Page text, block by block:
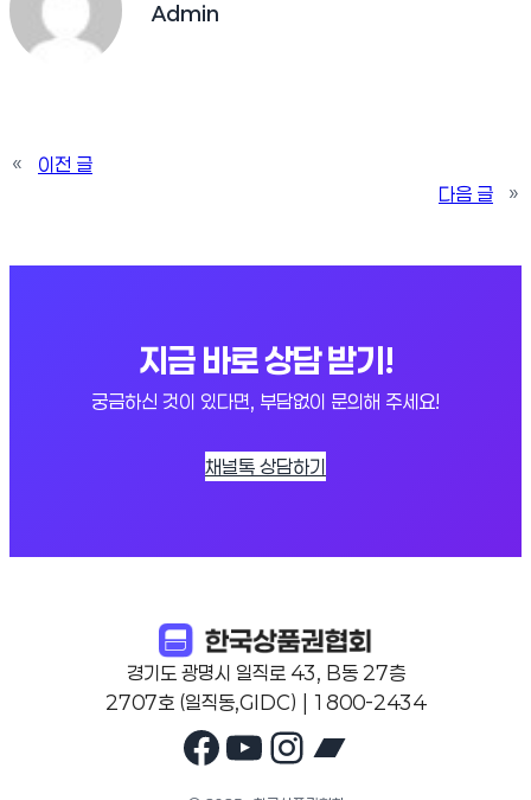
Admin
«
이전 글
다음 글
»
지금 바로 상담 받기!
궁금하신 것이 있다면, 부담없이 문의해 주세요!
채널톡 상담하기
경기도 광명시 일직로 43, B동 27층
2707호 (일직동,GIDC) | 1800-2434
Facebook
YouTube
Instagram